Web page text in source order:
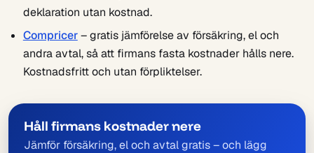
deklaration utan kostnad.
Compricer– gratis jämförelse av försäkring, el och
andra avtal, så att firmans fasta kostnader hålls nere.
Kostnadsfritt och utan förpliktelser.
Håll firmans kostnader nere
Jämför försäkring, el och avtal gratis – och lägg